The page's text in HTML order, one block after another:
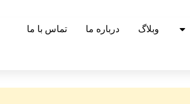
وبلاگ درباره ما تماس با ما